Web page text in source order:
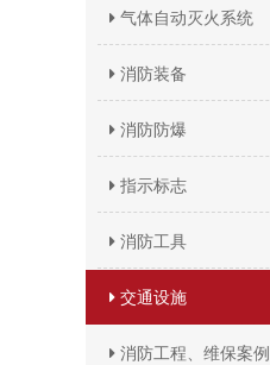
气体自动灭火系统
消防装备
消防防爆
指示标志
消防工具
交通设施
消防工程、维保案例